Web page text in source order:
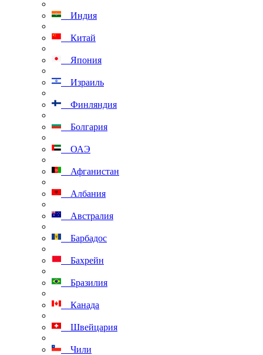
Индия
Китай
Япония
Израиль
Финляндия
Болгария
ОАЭ
Афганистан
Албания
Австралия
Барбадос
Бахрейн
Бразилия
Канада
Швейцария
Чили